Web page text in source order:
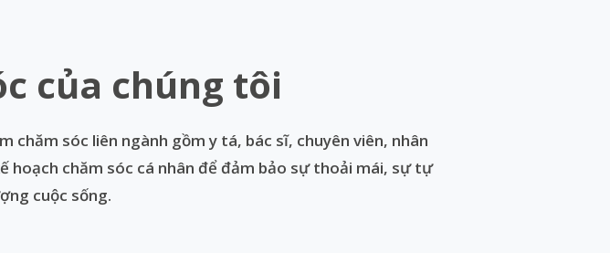
của chúng tôi
chăm sóc liên ngành gồm y tá, bác sĩ, chuyên viên, nhân
hoạch chăm sóc cá nhân để đảm bảo sự thoải mái, sự tự
cuộc sống.